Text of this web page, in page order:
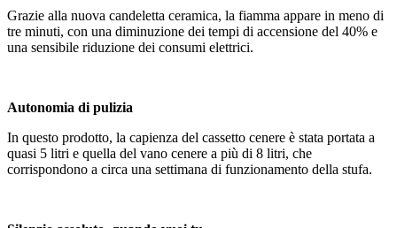
Grazie alla nuova candeletta ceramica, la fiamma appare in meno di
tre minuti, con una diminuzione dei tempi di accensione del 40% e
una sensibile riduzione dei consumi elettrici.
Autonomia di pulizia
In questo prodotto, la capienza del cassetto cenere è stata portata a
quasi 5 litri e quella del vano cenere a più di 8 litri, che
corrispondono a circa una settimana di funzionamento della stufa.